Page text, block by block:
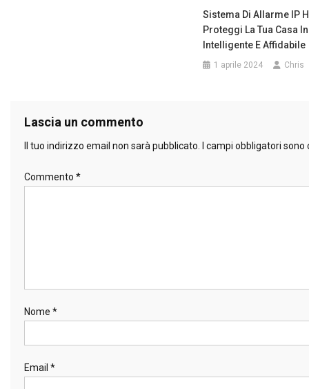
Sistema Di Allarme IP
Proteggi La Tua Casa
Intelligente E Affidabile
1 aprile 2024 Chris
Lascia un commento
Il tuo indirizzo email non sarà pubblicato. I campi obbligatori
Commento *
Nome *
Email *